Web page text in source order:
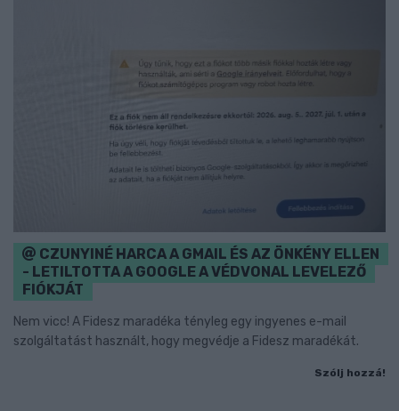
CZUNYINÉ HARCA A GMAIL ÉS AZ ÖNKÉNY ELLEN
- LETILTOTTA A GOOGLE A VÉDVONAL LEVELEZŐ
FIÓKJÁT
Nem vicc! A Fidesz maradéka tényleg egy ingyenes e-mail
szolgáltatást használt, hogy megvédje a Fidesz maradékát.
Szólj hozzá!